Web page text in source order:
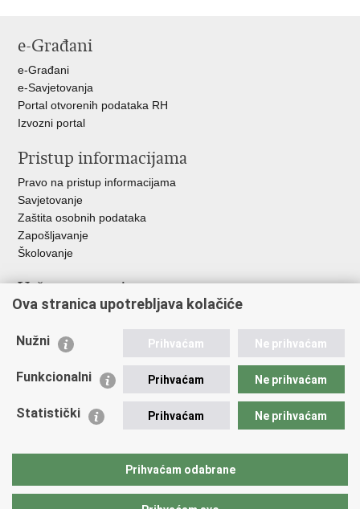
FacebookuTwitteru
e-Građani
e-Građani
e-Savjetovanja
Portal otvorenih podataka RH
Izvozni portal
Pristup informacijama
Pravo na pristup informacijama
Savjetovanje
Zaštita osobnih podataka
Zapošljavanje
Školovanje
Važne poveznice
Ministarstvo unutarnjih poslova
Udruge
Policijska akademija
Zaklada policijske solidarnosti
Vučetić"
Ova stranica upotrebljava kolačiće
Nužni Prihvaćam Ne prihvaćam
Funkcionalni Prihvaćam Ne prihvaćam
Statistički Prihvaćam Ne prihvaćam
Prihvaćam odabrane